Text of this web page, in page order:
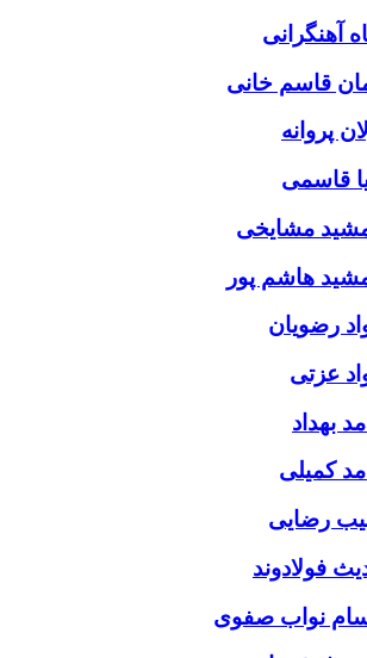
آهنگرانی
قاسم خانی
پروانه
قاسمی
مشایخی
هاشم پور
رضویان
عزتی
بهداد
کمیلی
رضایی
فولادوند
نواب صفوی